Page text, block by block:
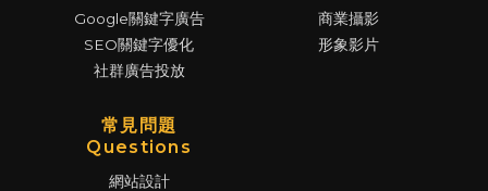
Google關鍵字廣告
SEO關鍵字優化
社群廣告投放
商業攝影
形象影片
常見問題
Questions
網站設計